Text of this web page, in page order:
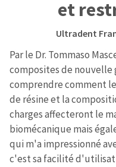
et
Ultradent
Par le Dr. Tommaso
composites de
comprendre comment
de résine et la
charges affecteront le
biomécanique mais
qui m'a impressionné
c'est sa facilité